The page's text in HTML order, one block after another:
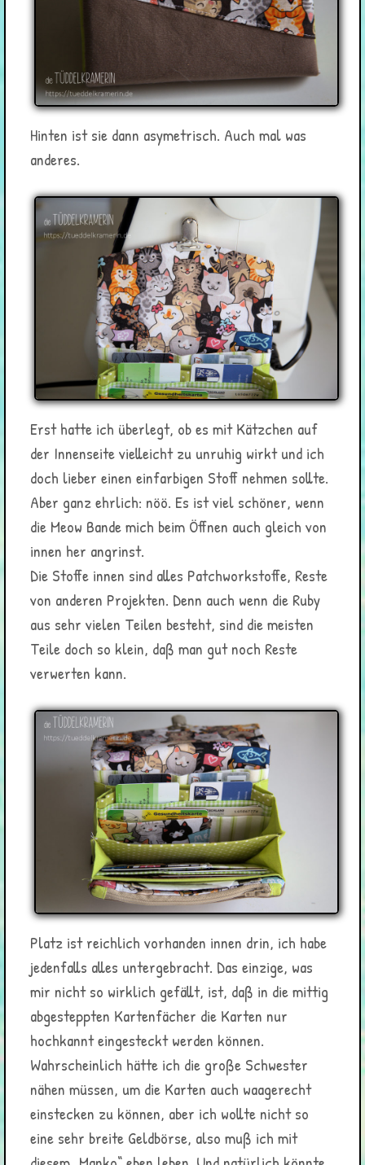
Hinten ist sie dann asymetrisch. Auch mal was
anderes.
Erst hatte ich überlegt, ob es mit Kätzchen auf
der Innenseite vielleicht zu unruhig wirkt und ich
doch lieber einen einfarbigen Stoff nehmen sollte.
Aber ganz ehrlich: nöö. Es ist viel schöner, wenn
die Meow Bande mich beim Öffnen auch gleich von
innen her angrinst.
Die Stoffe innen sind alles Patchworkstoffe, Reste
von anderen Projekten. Denn auch wenn die Ruby
aus sehr vielen Teilen besteht, sind die meisten
Teile doch so klein, daß man gut noch Reste
verwerten kann.
Platz ist reichlich vorhanden innen drin, ich habe
jedenfalls alles untergebracht. Das einzige, was
mir nicht so wirklich gefällt, ist, daß in die mittig
abgesteppten Kartenfächer die Karten nur
hochkannt eingesteckt werden können.
Wahrscheinlich hätte ich die große Schwester
nähen müssen, um die Karten auch waagerecht
einstecken zu können, aber ich wollte nicht so
eine sehr breite Geldbörse, also muß ich mit